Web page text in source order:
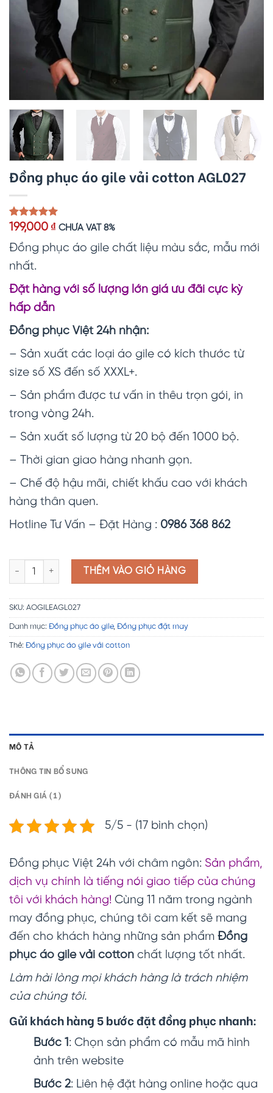
Đồng phục áo gile vải cotton AGL027
5.00trên 5
dựa trên
1
đánh giá
199,000 ₫ CHƯA VAT 8%
Đồng phục áo gile chất liệu màu sắc, mẫu mới
nhất.
Đặt hàng với số lượng lớn giá ưu đãi cực kỳ
hấp dẫn
Đồng phục Việt 24h nhận:
– Sản xuất các loại áo gile có kích thước từ
size số XS đến số XXXL+.
– Sản phẩm được tư vấn in thêu trọn gói, in
trong vòng 24h.
– Sản xuất số lượng từ 20 bộ đến 1000 bộ.
– Thời gian giao hàng nhanh gọn.
– Chế độ hậu mãi, chiết khấu cao với khách
hàng thân quen.
Hotline Tư Vấn – Đặt Hàng : 0986 368 862
Đồng phục áo gile vải cotton AGL027 số lượng
THÊM VÀO GIỎ HÀNG
SKU: AOGILEAGL027
Danh mục: Đồng phục áo gile, Đồng phục đặt may
Thẻ: Đồng phục áo gile vải cotton
MÔ TẢ
THÔNG TIN BỔ SUNG
ĐÁNH GIÁ (1)
5/5 - (17 bình chọn)
Đồng phục Việt 24h với châm ngôn: Sản phẩm,
dịch vụ chính là tiếng nói giao tiếp của chúng
tôi với khách hàng! Cùng 11 năm trong ngành
may đồng phục, chúng tôi cam kết sẽ mang
đến cho khách hàng những sản phẩm Đồng
phục áo gile vải cotton chất lượng tốt nhất.
Làm hài lòng mọi khách hàng là trách nhiệm
của chúng tôi.
Gửi khách hàng 5 bước đặt đồng phục nhanh:
Bước 1: Chọn sản phẩm có mẫu mã hình
ảnh trên website
Bước 2: Liên hệ đặt hàng online hoặc qua